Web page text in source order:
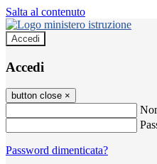
Salta al contenuto
Accedi
Accedi
button close ×
Password dimenticata?